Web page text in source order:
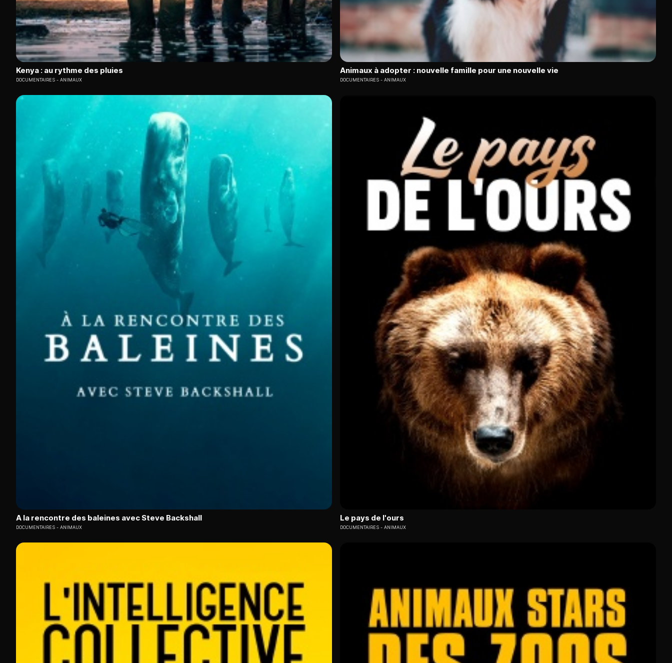
Kenya : au rythme des pluies
DOCUMENTAIRES ANIMAUX
Animaux à adopter : nouvelle famille pour une nouvelle vie
DOCUMENTAIRES ANIMAUX
A la rencontre des baleines avec Steve Backshall
DOCUMENTAIRES ANIMAUX
Le pays de l'ours
DOCUMENTAIRES ANIMAUX